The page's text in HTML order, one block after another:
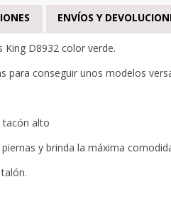
ENVÍOS Y
D8932 color verde.
para conseguir unos modelos
tacón alto
y brinda la máxima